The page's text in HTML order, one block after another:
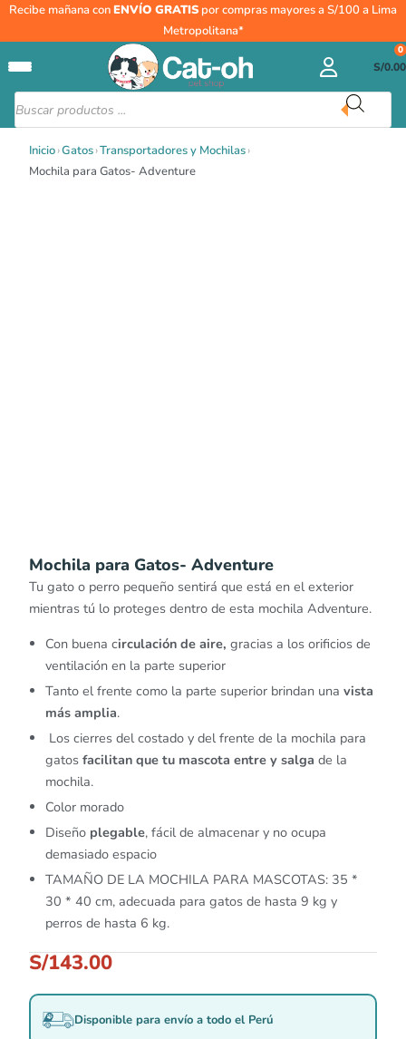
Recibe mañana conENVÍO GRATIS por compras mayores a S/100 a Lima
Metropolitana*
Búsqueda
de
productos
S/0.00
0
Inicio›Gatos›Transportadores y Mochilas›
Mochila para Gatos- Adventure
Mochila para Gatos- Adventure
Tu gato o perro pequeño sentirá que está en el exterior
mientras tú lo proteges dentro de esta mochila Adventure.
Con buena circulación de aire, gracias a los orificios de
ventilación en la parte superior
Tanto el frente como la parte superior brindan una vista
más amplia.
Los cierres del costado y del frente de la mochila para
gatos facilitan que tu mascota entre y salga de la
mochila.
Color morado
Diseño plegable, fácil de almacenar y no ocupa
demasiado espacio
TAMAÑO DE LA MOCHILA PARA MASCOTAS: 35 *
30 * 40 cm, adecuada para gatos de hasta 9 kg y
perros de hasta 6 kg.
S/143.00
Disponible para envío a todo el Perú